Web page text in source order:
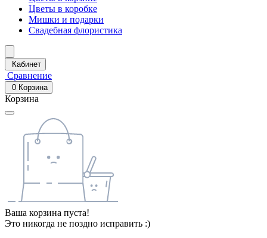
Цветы в коробке
Мишки и подарки
Свадебная флористика
Кабинет
Сравнение
0 Корзина
Корзина
Ваша корзина пуста!
Это никогда не поздно исправить :)